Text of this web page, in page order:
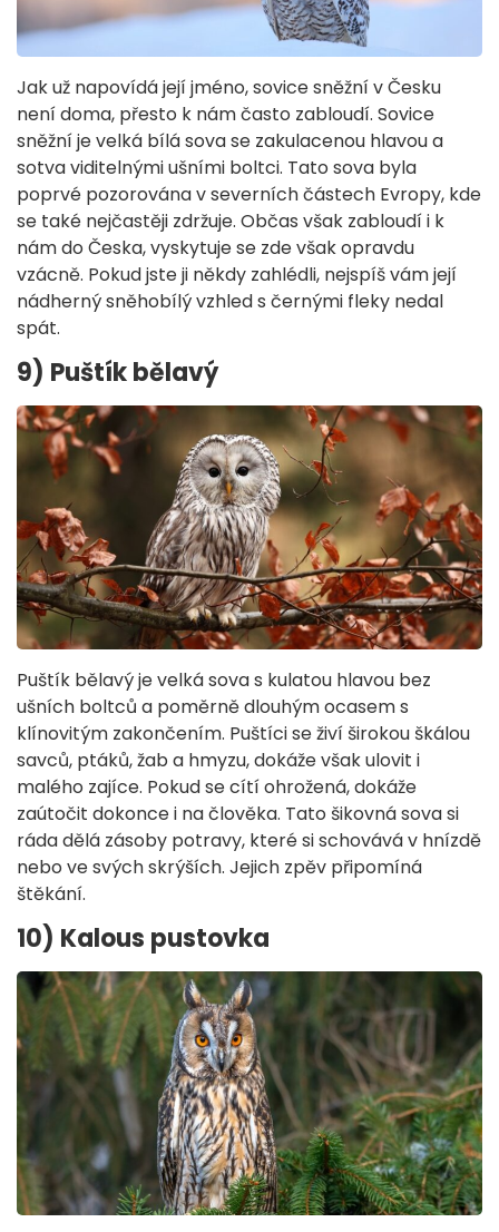
Jak už napovídá její jméno, sovice sněžní v Česku
není doma, přesto k nám často zabloudí. Sovice
sněžní je velká bílá sova se zakulacenou hlavou a
sotva viditelnými ušními boltci. Tato sova byla
poprvé pozorována v severních částech Evropy, kde
se také nejčastěji zdržuje. Občas však zabloudí i k
nám do Česka, vyskytuje se zde však opravdu
vzácně. Pokud jste ji někdy zahlédli, nejspíš vám její
nádherný sněhobílý vzhled s černými fleky nedal
spát.
9) Puštík bělavý
Puštík bělavý je velká sova s kulatou hlavou bez
ušních boltců a poměrně dlouhým ocasem s
klínovitým zakončením. Puštíci se živí širokou škálou
savců, ptáků, žab a hmyzu, dokáže však ulovit i
malého zajíce. Pokud se cítí ohrožená, dokáže
zaútočit dokonce i na člověka. Tato šikovná sova si
ráda dělá zásoby potravy, které si schovává v hnízdě
nebo ve svých skrýších. Jejich zpěv připomíná
štěkání.
10) Kalous pustovka